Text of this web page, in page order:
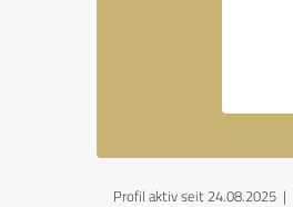
Profil aktiv seit 24.08.2025 |